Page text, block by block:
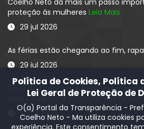
proteção ás mulheres Leia Mais
29 jul 2026
As férias estão chegando ao fim,
29 jul 2026
Dia D de Zoonoses e bem-estar
muito cuidado e proteção aos
20 jul 2026
Política de Cookies, Política
Lei Geral de Proteção de
O(a) Portal da Transparência -
Coelho Neto - Ma utiliza cookies
experiência. Este consentimento